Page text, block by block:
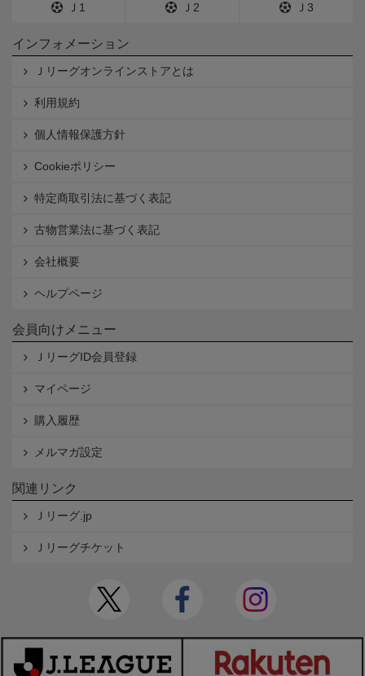
Ｊ1 Ｊ2 Ｊ3
インフォメーション
Ｊリーグオンラインストアとは
利用規約
個人情報保護方針
Cookieポリシー
特定商取引法に基づく表記
古物営業法に基づく表記
会社概要
ヘルプページ
会員向けメニュー
ＪリーグID会員登録
マイページ
購入履歴
メルマガ設定
関連リンク
Ｊリーグ.jp
Ｊリーグチケット